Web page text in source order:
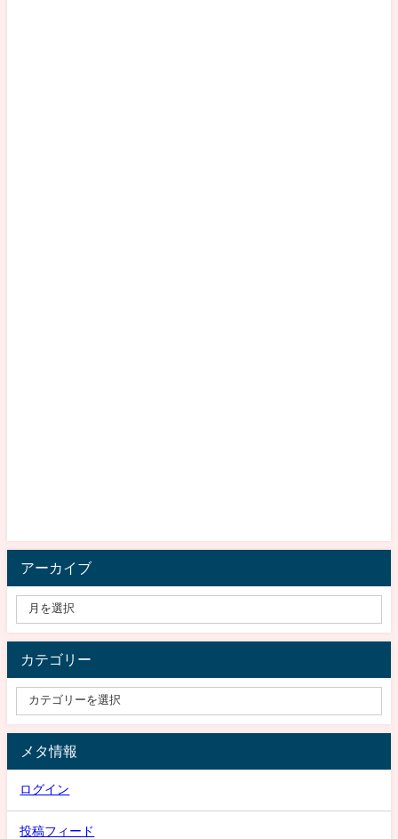
アーカイブ
カテゴリー
メタ情報
ログイン
投稿フィード